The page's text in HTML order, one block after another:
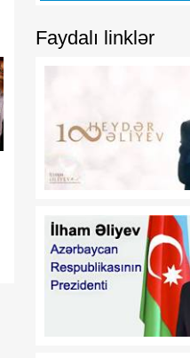
səfiri vəzifəsindən geri
"Dövlət qulluğu haqqında"
Respublikasının
qanunlarında dəyişiklik
aparılması Qaydaları"nın
təsdiq edilməsi haqqında"
Azərbaycan Respublikası
Prezidentinin 2022-ci il 26
sentyabr tarixli 1846
nömrəli Fərmanında
dəyişiklik edilməsi barədə
Faydalı linklər